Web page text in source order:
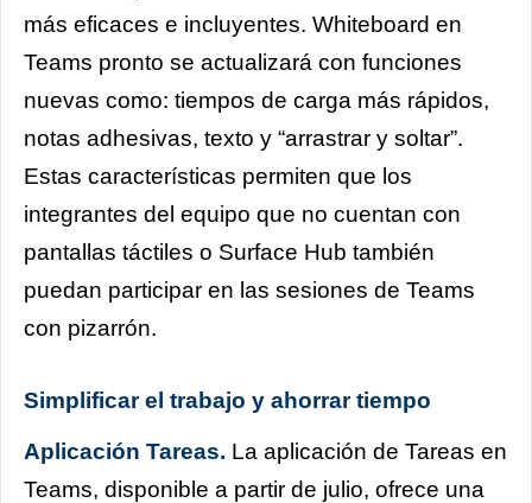
más eficaces e incluyentes. Whiteboard en
Teams pronto se actualizará con funciones
nuevas como: tiempos de carga más rápidos,
notas adhesivas, texto y “arrastrar y soltar”.
Estas características permiten que los
integrantes del equipo que no cuentan con
pantallas táctiles o Surface Hub también
puedan participar en las sesiones de Teams
con pizarrón.
Simplificar el trabajo y ahorrar tiempo
Aplicación Tareas. La aplicación de Tareas en
Teams, disponible a partir de julio, ofrece una